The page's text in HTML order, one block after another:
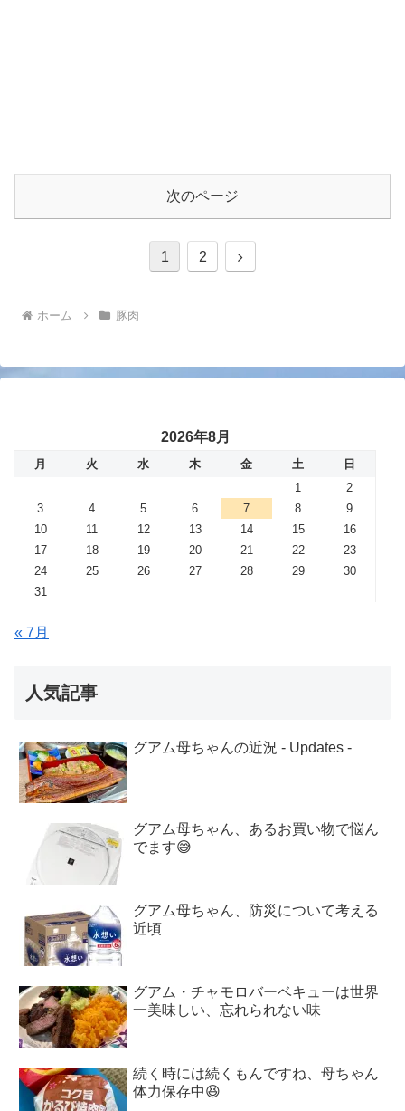
次のページ
1 2
次
ホーム 豚肉
2026年8月
月 火 水 木 金 土
日
1
2
3
4 5 6 7 8
9
10
11 12 13 14 15
16
17
18 19 20 21 22
23
24
25 26 27 28 29
30
31
« 7月
人気記事
グアム母ちゃんの近況 - Updates -
グアム母ちゃん、あるお買い物で悩ん
でます😅
グアム母ちゃん、防災について考える
近頃
グアム・チャモロバーベキューは世界
一美味しい、忘れられない味
続く時には続くもんですね、母ちゃん
体力保存中😆